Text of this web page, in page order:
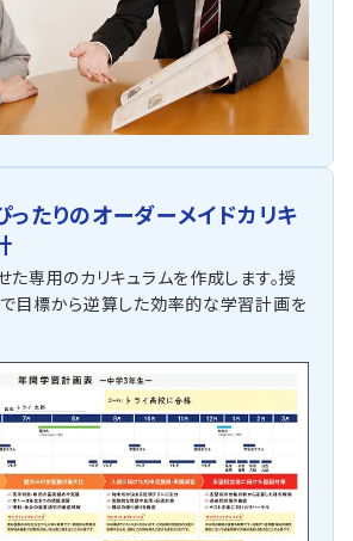
ったりのオーダーメイドカリキ
た専用のカリキュラムを作成します。授
目標から逆算した効率的な学習計画を